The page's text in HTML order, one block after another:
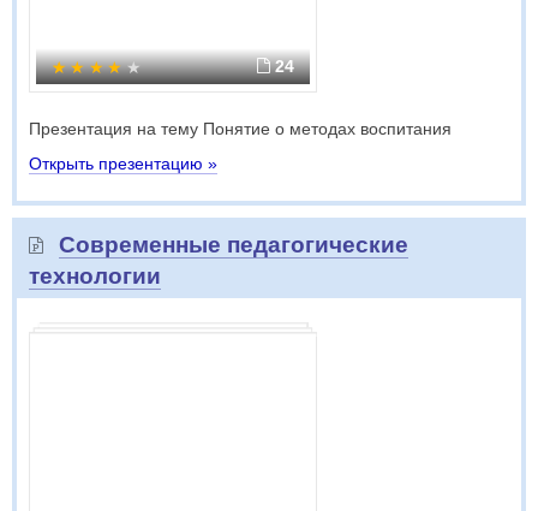
24
Презентация на тему Понятие о методах воспитания
Открыть презентацию »
Современные педагогические
технологии